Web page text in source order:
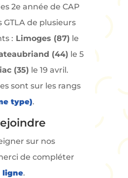
2e année de CAP
GTLA de plusieurs
: Limoges (87) le
(44) le 5
(35) le 19 avril.
sont sur les rangs
type).
sur nos
de compléter
ligne.